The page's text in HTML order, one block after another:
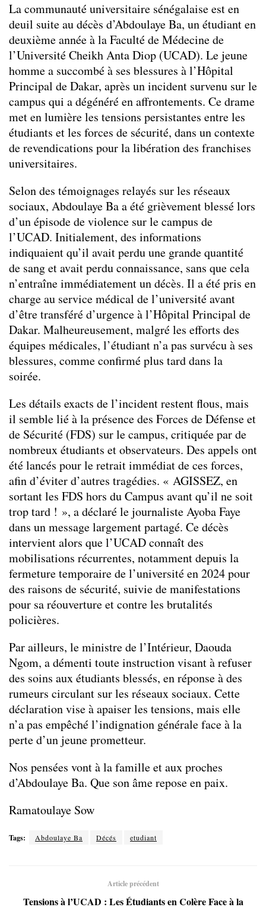
La communauté universitaire sénégalaise est en
deuil suite au décès d’Abdoulaye Ba, un étudiant en
deuxième année à la Faculté de Médecine de
l’Université Cheikh Anta Diop (UCAD). Le jeune
homme a succombé à ses blessures à l’Hôpital
Principal de Dakar, après un incident survenu sur le
campus qui a dégénéré en affrontements. Ce drame
met en lumière les tensions persistantes entre les
étudiants et les forces de sécurité, dans un contexte
de revendications pour la libération des franchises
universitaires.
Selon des témoignages relayés sur les réseaux
sociaux, Abdoulaye Ba a été grièvement blessé lors
d’un épisode de violence sur le campus de
l’UCAD. Initialement, des informations
indiquaient qu’il avait perdu une grande quantité
de sang et avait perdu connaissance, sans que cela
n’entraîne immédiatement un décès. Il a été pris en
charge au service médical de l’université avant
d’être transféré d’urgence à l’Hôpital Principal de
Dakar. Malheureusement, malgré les efforts des
équipes médicales, l’étudiant n’a pas survécu à ses
blessures, comme confirmé plus tard dans la
soirée.
Les détails exacts de l’incident restent flous, mais
il semble lié à la présence des Forces de Défense et
de Sécurité (FDS) sur le campus, critiquée par de
nombreux étudiants et observateurs. Des appels ont
été lancés pour le retrait immédiat de ces forces,
afin d’éviter d’autres tragédies. « AGISSEZ, en
sortant les FDS hors du Campus avant qu’il ne soit
trop tard ! », a déclaré le journaliste Ayoba Faye
dans un message largement partagé. Ce décès
intervient alors que l’UCAD connaît des
mobilisations récurrentes, notamment depuis la
fermeture temporaire de l’université en 2024 pour
des raisons de sécurité, suivie de manifestations
pour sa réouverture et contre les brutalités
policières.
Par ailleurs, le ministre de l’Intérieur, Daouda
Ngom, a démenti toute instruction visant à refuser
des soins aux étudiants blessés, en réponse à des
rumeurs circulant sur les réseaux sociaux. Cette
déclaration vise à apaiser les tensions, mais elle
n’a pas empêché l’indignation générale face à la
perte d’un jeune prometteur.
Nos pensées vont à la famille et aux proches
d’Abdoulaye Ba. Que son âme repose en paix.
Ramatoulaye Sow
Tags: Abdoulaye Ba Décés etudiant
Article précédent
Tensions à l’UCAD : Les Étudiants en Colère Face à la